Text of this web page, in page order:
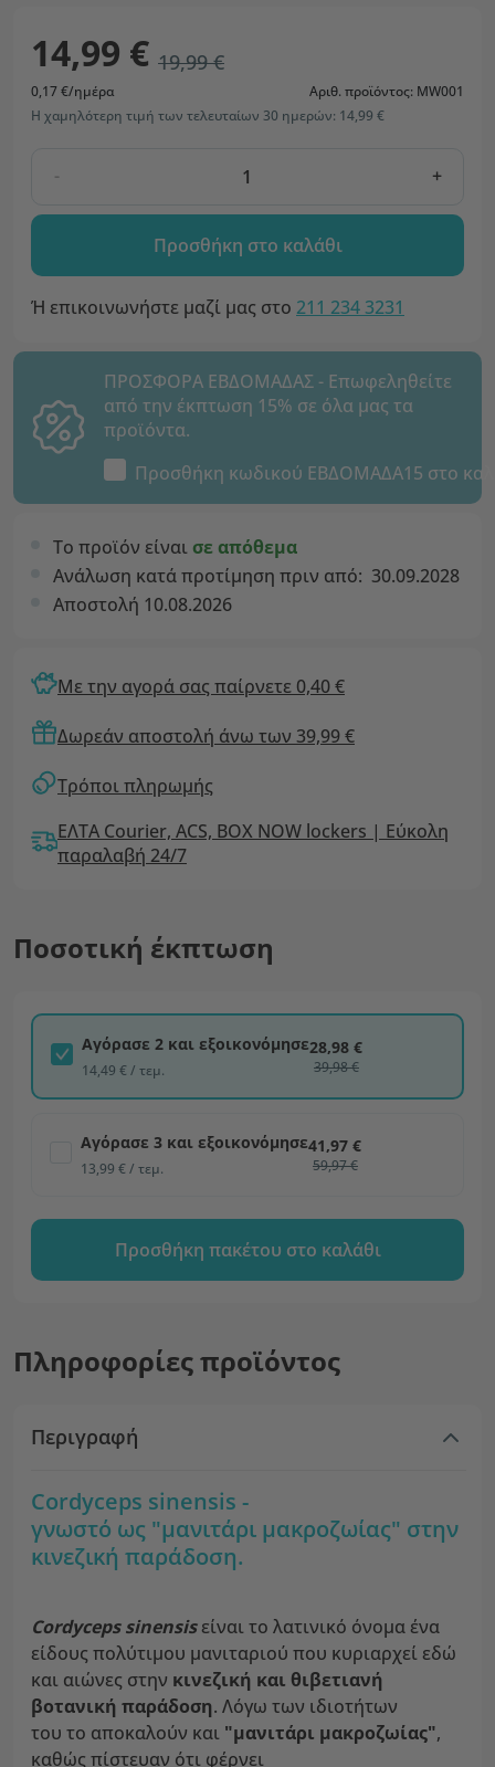
14,99 € 19,99 €
0,17 €/ημέρα
Αριθ. προϊόντος: MW001
Η χαμηλότερη τιμή των τελευταίων 30 ημερών: 14,99 €
- +
Προσθήκη στο καλάθι
Ή επικοινωνήστε μαζί μας στο 211 234 3231
ΠΡΟΣΦΟΡΑ ΕΒΔΟΜΑΔΑΣ - Επωφεληθείτε
από την έκπτωση 15% σε όλα μας τα
προϊόντα.
Προσθήκη κωδικού ΕΒΔΟΜΑΔΑ15 στο
Το προϊόν είναι σε απόθεμα
Ανάλωση κατά προτίμηση πριν από: 30.09.2028
Αποστολή 10.08.2026
Με την αγορά σας παίρνετε 0,40 €
Δωρεάν αποστολή άνω των 39,99 €
Τρόποι πληρωμής
ΕΛΤΑ Courier, ACS, BOX NOW lockers | Εύκολη
παραλαβή 24/7
Ποσοτική έκπτωση
Αγόρασε 2 και εξοικονόμησε
14,49 € / τεμ.
28,98 €
39,98 €
Αγόρασε 3 και εξοικονόμησε
13,99 € / τεμ.
41,97 €
59,97 €
Προσθήκη πακέτου στο καλάθι
Πληροφορίες προϊόντος
Περιγραφή
Cordyceps sinensis -
γνωστό ως "μανιτάρι μακροζωίας" στην
κινεζική παράδοση.
Cordyceps sinensisείναι το λατινικό όνομα ένα
είδους πολύτιμου μανιταριού που κυριαρχεί εδώ
και αιώνες στην κινεζική και θιβετιανή
βοτανική παράδοση. Λόγω των ιδιοτήτων
του το αποκαλούν και "μανιτάρι μακροζωίας",
καθώς πίστευαν ότι φέρνει